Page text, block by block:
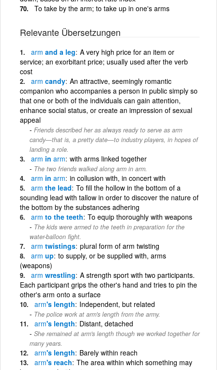
To take by the arm; to take up in one's arms
Relevante Übersetzungen
arm and a leg A very high price for an item or
service; an exorbitant price; usually used after the verb
cost
arm candy An attractive, seemingly romantic
companion who accompanies a person in public simply so
that one or both of the individuals can gain attention,
enhance social status, or create an impression of sexual
appeal
Friends described her as always ready to serve as arm
candy—that is, a pretty date—to industry players, in hopes of
landing a role.
arm in arm with arms linked together
The two friends walked along arm in arm.
arm in arm in collusion with, in concert with
arm the lead To fill the hollow in the bottom of a
sounding lead with tallow in order to discover the nature of
the bottom by the substances adhering
arm to the teeth To equip thoroughly with weapons
The kids were armed to the teeth in preparation for the
water-balloon fight.
arm twistings plural form of arm twisting
arm up to supply, or be supplied with, arms
(weapons)
arm wrestling A strength sport with two participants.
Each participant grips the other's hand and tries to pin the
other's arm onto a surface
arm's length Independent, but related
The police work at arm's length from the army.
arm's length Distant, detached
She remained at arm's length though we worked together for
many years.
arm's length Barely within reach
arm's reach The area within which something may